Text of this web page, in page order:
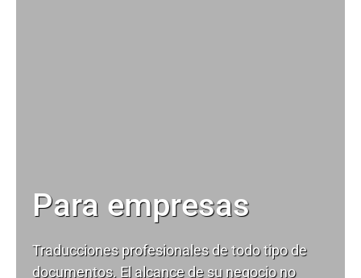
Para empresas
Traducciones profesionales de todo tipo de
documentos. El alcance de su negocio no